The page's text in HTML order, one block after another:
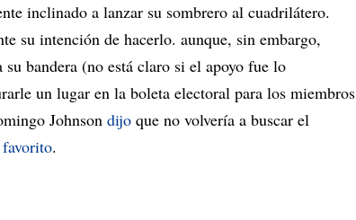
inclinado a lanzar su sombrero al cuadrilátero.
su intención de hacerlo. aunque, sin embargo,
bandera (no está claro si el apoyo fue lo
un lugar en la boleta electoral para los miembros
Johnson dijo que no volvería a buscar el
.